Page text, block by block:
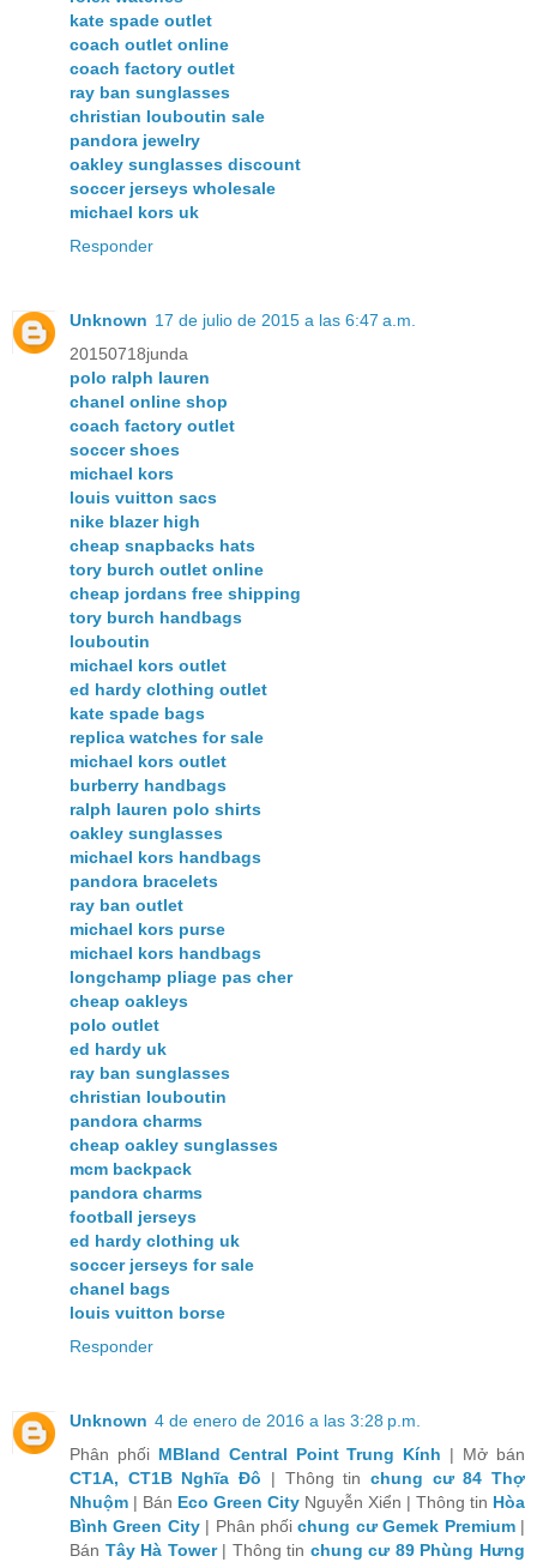
kate spade outlet
coach outlet online
coach factory outlet
ray ban sunglasses
christian louboutin sale
pandora jewelry
oakley sunglasses discount
soccer jerseys wholesale
michael kors uk
Responder
Unknown 17 de julio de 2015 a las 6:47 a.m.
20150718junda
polo ralph lauren
chanel online shop
coach factory outlet
soccer shoes
michael kors
louis vuitton sacs
nike blazer high
cheap snapbacks hats
tory burch outlet online
cheap jordans free shipping
tory burch handbags
louboutin
michael kors outlet
ed hardy clothing outlet
kate spade bags
replica watches for sale
michael kors outlet
burberry handbags
ralph lauren polo shirts
oakley sunglasses
michael kors handbags
pandora bracelets
ray ban outlet
michael kors purse
michael kors handbags
longchamp pliage pas cher
cheap oakleys
polo outlet
ed hardy uk
ray ban sunglasses
christian louboutin
pandora charms
cheap oakley sunglasses
mcm backpack
pandora charms
football jerseys
ed hardy clothing uk
soccer jerseys for sale
chanel bags
louis vuitton borse
Responder
Unknown 4 de enero de 2016 a las 3:28 p.m.
Phân phối MBland Central Point Trung Kính | Mở bán
CT1A, CT1B Nghĩa Đô | Thông tin chung cư 84 Thợ
Nhuộm | Bán Eco Green City Nguyễn Xiển | Thông tin Hòa
Bình Green City| Phân phốichung cư Gemek Premium|
Bán Tây Hà Tower| Thông tin chung cư 89 Phùng Hưng